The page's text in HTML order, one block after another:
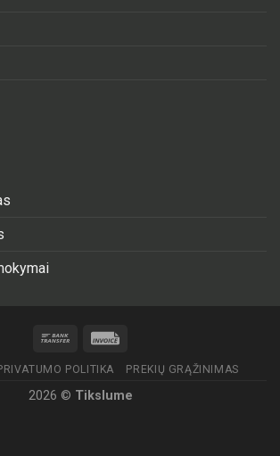
POLITIKA PREKIŲ GRĄŽINIMAS
2026 © Tikslume